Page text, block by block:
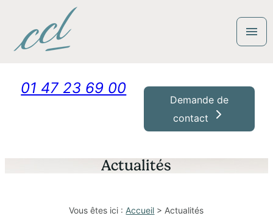
menu
01 47 23 69 00
Demande de
contact
Actualités
Vous êtes ici : Accueil > Actualités
Panneau de gestion des cookies